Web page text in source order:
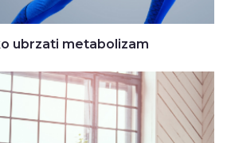
ubrzati metabolizam